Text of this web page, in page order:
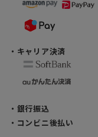
・キャリア決済
・銀行振込
・コンビニ後払い